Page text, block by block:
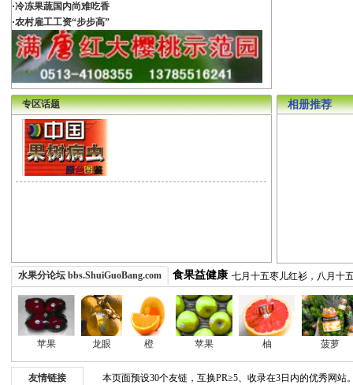
·冷冻果蔬国内尚难吃香
·农村雇工工资“步步高”
专区话题 相册推荐
水果分论坛 bbs.ShuiGuoBang.com 食果益健康 七月十五枣儿红衫，八月十
七不逢，八不查，九月毛栗
一日一苹果，医生远离我！
每日三颗枣，青春永不老！
桃养人，杏伤人，李子树下
桃三李四梨五年，核桃柿子
七月十五花红枣，八月十五
苹果 龙眼 苹果 菠萝
友情链接 本页面预设30个友链，互换PR≥5、收录在3日内的优秀网站